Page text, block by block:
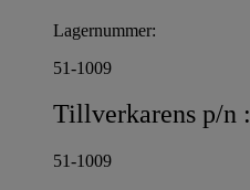
Lagernummer:
51-1009
Tillverkarens p/n :
51-1009